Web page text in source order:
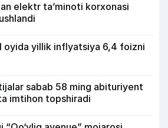
elektr ta’minoti korxonasi
oyida yillik inflyatsiya 6,4 foizni
sabab 58 ming abituriyent
imtihon topshiradi